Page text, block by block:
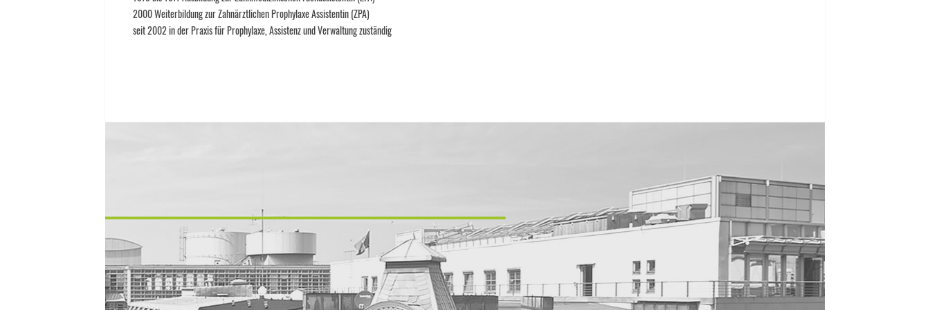
2000 Weiterbildung zur Zahnärztlichen Prophylaxe Assistentin (ZPA)
seit 2002 in der Praxis für Prophylaxe, Assistenz und Verwaltung zuständig